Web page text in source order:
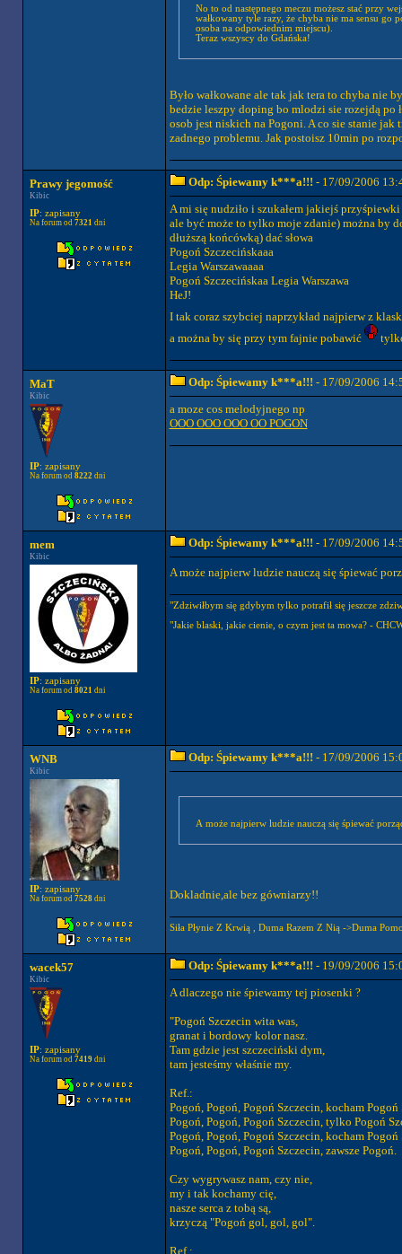
No to od następnego meczu możesz stać przy
wałkowany tyle razy, że chyba nie ma sensu go
osoba na odpowiednim miejscu).
Teraz wszyscy do Gdańska!
Było wałkowane ale tak jak tera to chyba nie
bedzie leszpy doping bo mlodzi sie rozejdą po
osob jest niskich na Pogoni. A co sie stanie
zadnego problemu. Jak postoisz 10min po
Prawy jegomość
Kibic
IP: zapisany
Na forum od 7321 dni
Odp: Śpiewamy k***a!!! - 17/09/2006
A mi się nudziło i szukałem jakiejś
ale być może to tylko moje zdanie) można by
dłuższą końcówką) dać słowa
Pogoń Szczecińskaaa
Legia Warszawaaaa
Pogoń Szczecińskaa Legia Warszawa
HeJ!
I tak coraz szybciej naprzykład najpierw z
a można by się przy tym fajnie pobawić
MaT
Kibic
IP: zapisany
Na forum od 8222dni
Odp: Śpiewamy k***a!!! - 17/09/2006
a moze cos melodyjnego np
OOO OOO OOO OO POGON
mem
Kibic
IP: zapisany
Na forum od 8021 dni
Odp: Śpiewamy k***a!!! - 17/09/2006
A może najpierw ludzie nauczą się śpiewać
"Zdziwiłbym się gdybym tylko potrafił się jeszcze
"Jakie blaski, jakie cienie, o czym jest ta mowa? -
WNB
Kibic
IP: zapisany
Na forum od 7528dni
Odp: Śpiewamy k***a!!! - 17/09/2006
A może najpierw ludzie nauczą się śpiewać
Dokladnie,ale bez gówniarzy!!
Siła Płynie Z Krwią , Duma Razem Z Nią ->Duma
wacek57
Kibic
IP: zapisany
Na forum od 7419dni
Odp: Śpiewamy k***a!!! - 19/09/2006
A dlaczego nie śpiewamy tej piosenki ?
"Pogoń Szczecin wita was,
granat i bordowy kolor nasz.
Tam gdzie jest szczeciński dym,
tam jesteśmy właśnie my.
Ref.:
Pogoń, Pogoń, Pogoń Szczecin, kocham Pogoń
Pogoń, Pogoń, Pogoń Szczecin, tylko Pogoń
Pogoń, Pogoń, Pogoń Szczecin, kocham Pogoń
Pogoń, Pogoń, Pogoń Szczecin, zawsze Pogoń.
Czy wygrywasz nam, czy nie,
my i tak kochamy cię,
nasze serca z tobą są,
krzyczą "Pogoń gol, gol, gol".
Ref.: